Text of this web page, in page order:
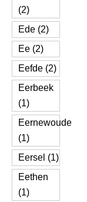
(2)
Ede (2)
Ee (2)
Eefde (2)
Eerbeek
(1)
Eernewoude
(1)
Eersel (1)
Eethen
(1)